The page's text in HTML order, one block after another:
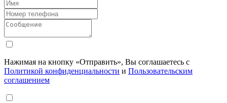
Нажимая на кнопку «Отправить», Вы соглашаетесь с
Политикой конфиденциальности и Пользовательским
соглашением